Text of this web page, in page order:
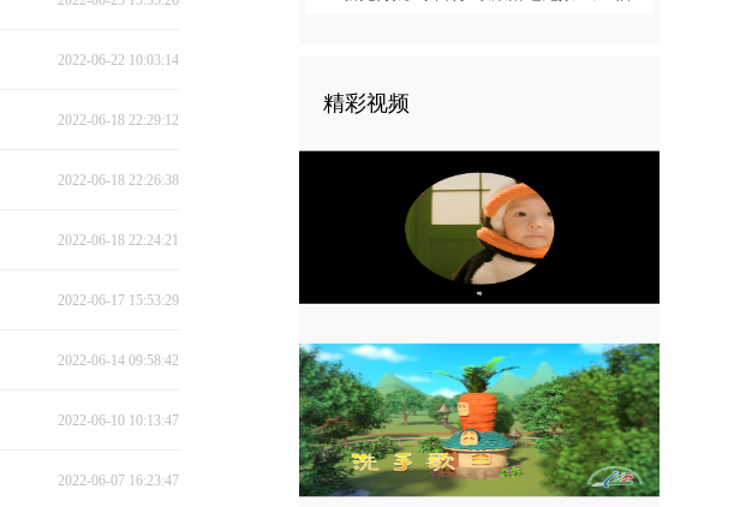
2022-06-22 10:03:14
2022-06-18 22:29:12
2022-06-18 22:26:38
2022-06-18 22:24:21
2022-06-17 15:53:29
2022-06-14 09:58:42
2022-06-10 10:13:47
2022-06-07 16:23:47
精彩视频